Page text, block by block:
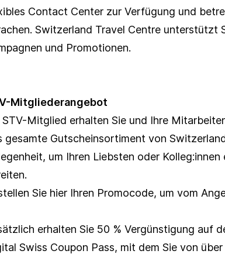
Contact Center zur Verfügung und
Switzerland Travel Centre unterstützt
und Promotionen.
Mitgliederangebot
STV-Mitglied erhalten Sie und Ihre
gesamte Gutscheinsortiment von
um Ihren Liebsten oder
Sie hier Ihren Promocode, um vom
erhalten Sie 50 % Vergünstigung auf
Swiss Coupon Pass, mit dem Sie von